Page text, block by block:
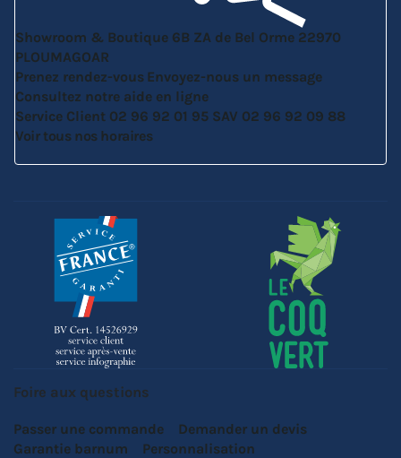
Showroom & Boutique 6B ZA de Bel Orme 22970
PLOUMAGOAR
Prenez rendez-vous Envoyez-nous un message
Consultez notre aide en ligne
Service Client 02 96 92 01 95 SAV 02 96 92 09 88
Voir tous nos horaires
Foire aux questions
Passer une commande
Demander un devis
Garantie barnum
Personnalisation